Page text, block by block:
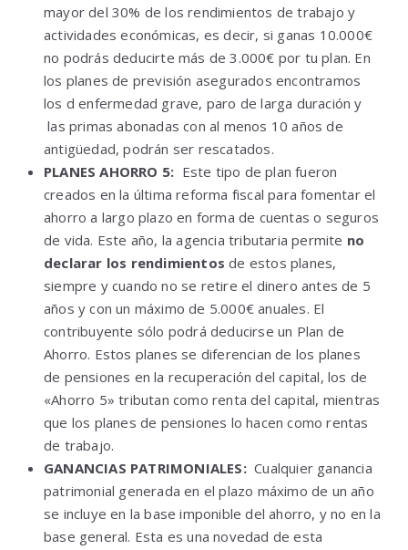
mayor del 30% de los rendimientos de trabajo y
actividades económicas, es decir, si ganas 10.000€
no podrás deducirte más de 3.000€ por tu plan. En
los planes de previsión asegurados encontramos
los d enfermedad grave, paro de larga duración y
las primas abonadas con al menos 10 años de
antigüedad, podrán ser rescatados.
PLANES AHORRO 5: Este tipo de plan fueron
creados en la última reforma fiscal para fomentar el
ahorro a largo plazo en forma de cuentas o seguros
de vida. Este año, la agencia tributaria permite no
declarar los rendimientos de estos planes,
siempre y cuando no se retire el dinero antes de 5
años y con un máximo de 5.000€ anuales. El
contribuyente sólo podrá deducirse un Plan de
Ahorro. Estos planes se diferencian de los planes
de pensiones en la recuperación del capital, los de
«Ahorro 5» tributan como renta del capital, mientras
que los planes de pensiones lo hacen como rentas
de trabajo.
GANANCIAS PATRIMONIALES:Cualquier ganancia
patrimonial generada en el plazo máximo de un año
se incluye en la base imponible del ahorro, y no en la
base general. Esta es una novedad de esta